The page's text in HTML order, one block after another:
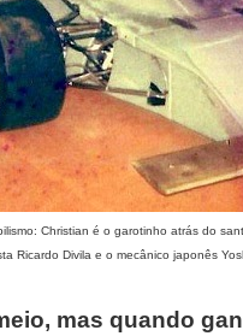
Christian é o garotinho atrás do
Ricardo Divila e o mecânico japonês
mas quando